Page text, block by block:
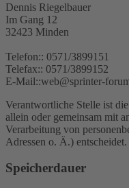
Dennis Riegelbauer
Im Gang 12
32423 Minden
Telefon:: 0571/3899151
Telefax:: 0571/3899152
E-Mail::web@sprinter-
Verantwortliche Stelle ist
allein oder gemeinsam mit
Verarbeitung von
Adressen o. Ä.) entscheidet.
Speicherdauer